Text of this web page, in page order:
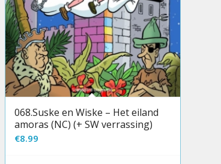
068.Suske en Wiske – Het eiland
amoras (NC) (+ SW verrassing)
€8.99